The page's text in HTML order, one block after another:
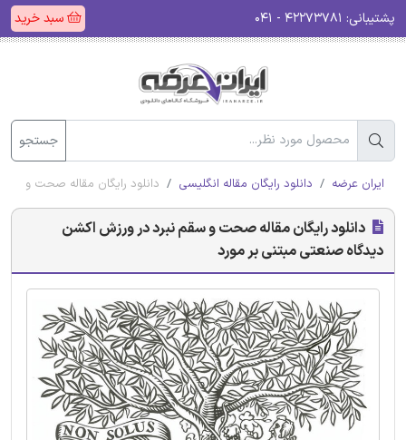
پشتیبانی: سبد خرید
جستجو
ایران عرضه دانلود رایگان مقاله انگلیسی دانلود رایگان مقاله صحت و
دانلود رایگان مقاله صحت و سقم نبرد در ورزش اکشن
دیدگاه صنعتی مبتنی بر مورد